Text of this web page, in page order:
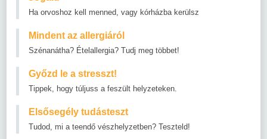
Ha orvoshoz kell menned, vagy kórházba kerülsz
Mindent az allergiáról
Szénanátha? Ételallergia? Tudj meg többet!
Győzd le a stresszt!
Tippek, hogy túljuss a feszült helyzeteken.
Elsősegély tudásteszt
Tudod, mi a teendő vészhelyzetben? Teszteld!